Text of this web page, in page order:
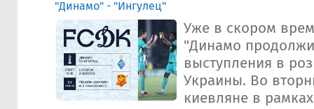
"Динамо" - "Ингулец"
Уже в скором
"Динамо
выступления в
Украины. Во
киевляне в